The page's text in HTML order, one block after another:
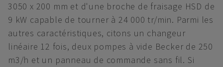
3050 x 200 mm et d'une broche de fraisage HSD de
9 kW capable de tourner à 24 000 tr/min. Parmi les
autres caractéristiques, citons un changeur
linéaire 12 fois, deux pompes à vide Becker de 250
m3/h et un panneau de commande sans fil. Si